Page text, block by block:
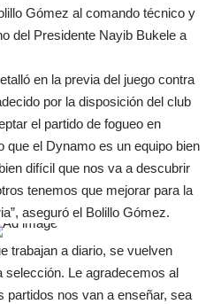
Gómez al comando técnico y
del Presidente Nayib Bukele a
en la previa del juego contra
por la disposición del club
el partido de fogueo en
que el Dynamo es un equipo bien
difícil que nos va a descubrir
tenemos que mejorar para la
aseguró el Bolillo Gómez.
trabajan a diario, se vuelven
selección. Le agradecemos al
nos van a enseñar, sea